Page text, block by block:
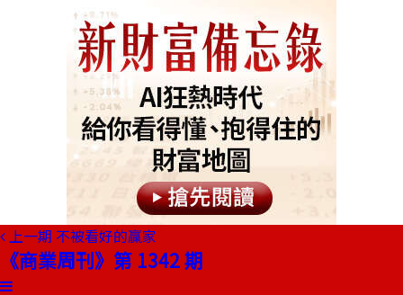
上一期 不被看好的贏家
《商業周刊》第 1342 期